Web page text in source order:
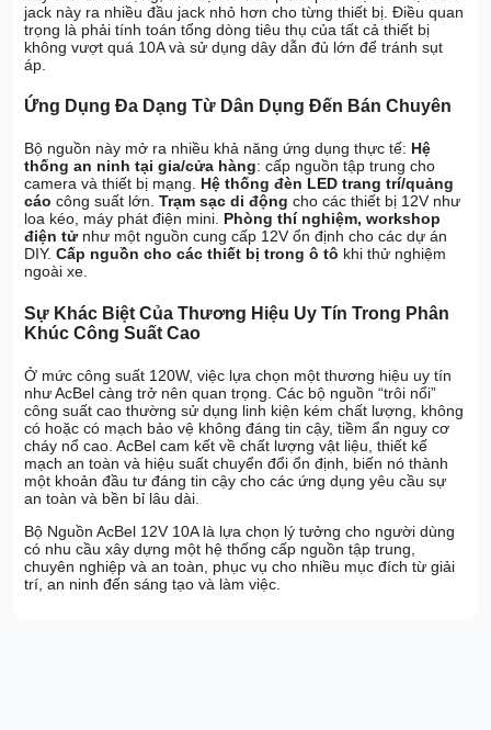
jack này ra nhiều đầu jack nhỏ hơn cho từng thiết bị. Điều quan
trọng là phải tính toán tổng dòng tiêu thụ của tất cả thiết bị
không vượt quá 10A và sử dụng dây dẫn đủ lớn để tránh sụt
áp.
Ứng Dụng Đa Dạng Từ Dân Dụng Đến Bán Chuyên
Bộ nguồn này mở ra nhiều khả năng ứng dụng thực tế: Hệ
thống an ninh tại gia/cửa hàng: cấp nguồn tập trung cho
camera và thiết bị mạng. Hệ thống đèn LED trang trí/quảng
cáo công suất lớn.Trạm sạc di động cho các thiết bị 12V như
loa kéo, máy phát điện mini. Phòng thí nghiệm, workshop
điện tửnhư một nguồn cung cấp 12V ổn định cho các dự án
DIY.Cấp nguồn cho các thiết bị trong ô tô khi thử nghiệm
ngoài xe.
Sự Khác Biệt Của Thương Hiệu Uy Tín Trong Phân
Khúc Công Suất Cao
Ở mức công suất 120W, việc lựa chọn một thương hiệu uy tín
như AcBel càng trở nên quan trọng. Các bộ nguồn “trôi nổi”
công suất cao thường sử dụng linh kiện kém chất lượng, không
có hoặc có mạch bảo vệ không đáng tin cậy, tiềm ẩn nguy cơ
cháy nổ cao. AcBel cam kết về chất lượng vật liệu, thiết kế
mạch an toàn và hiệu suất chuyển đổi ổn định, biến nó thành
một khoản đầu tư đáng tin cậy cho các ứng dụng yêu cầu sự
an toàn và bền bỉ lâu dài.
Bộ Nguồn AcBel 12V 10A là lựa chọn lý tưởng cho người dùng
có nhu cầu xây dựng một hệ thống cấp nguồn tập trung,
chuyên nghiệp và an toàn, phục vụ cho nhiều mục đích từ giải
trí, an ninh đến sáng tạo và làm việc.